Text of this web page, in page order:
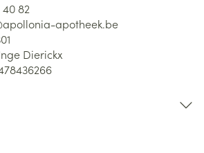
40 82
apollonia-apotheek.be
Dierickx